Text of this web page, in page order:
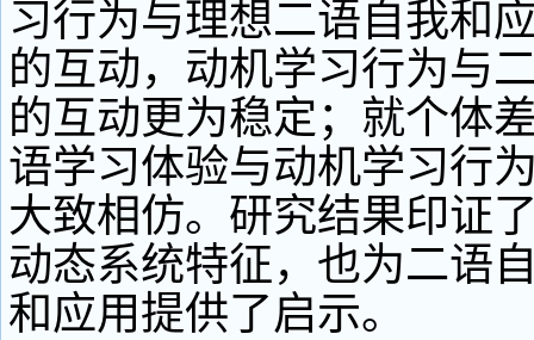
习行为与理想二语自我和
的互动，动机学习行为与
的互动更为稳定；就个体
语学习体验与动机学习行
大致相仿。研究结果印证
动态系统特征，也为二语
和应用提供了启示。